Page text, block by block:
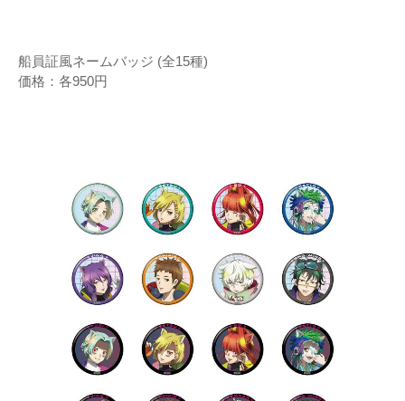
船員証風ネームバッジ (全15種)
価格：各950円